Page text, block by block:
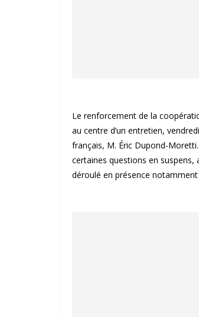
Le renforcement de la
au centre d’un entretien,
français, M. Éric Dupond-
certaines questions en suspens,
déroulé en présence